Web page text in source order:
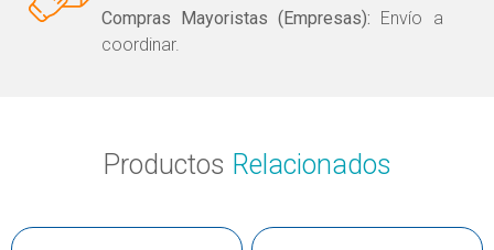
Compras Mayoristas (Empresas): Envío a
coordinar.
Productos Relacionados